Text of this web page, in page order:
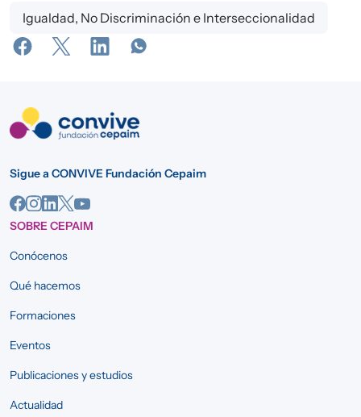
Igualdad, No Discriminación e Interseccionalidad
Sigue a CONVIVE Fundación Cepaim
SOBRE CEPAIM
Conócenos
Qué hacemos
Formaciones
Eventos
Publicaciones y estudios
Actualidad